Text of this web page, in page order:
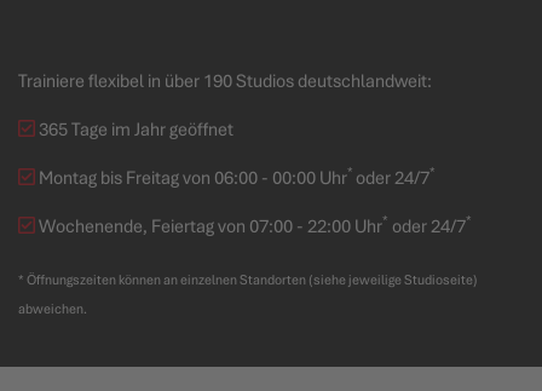
Trainiere flexibel in über 190 Studios deutschlandweit:
365 Tage im Jahr geöffnet
Montag bis Freitag von 06:00 - 00:00 Uhr* oder 24/7*
Wochenende, Feiertag von 07:00 - 22:00 Uhr* oder 24/7*
* Öffnungszeiten können an einzelnen Standorten (siehe jeweilige Studioseite)
abweichen.